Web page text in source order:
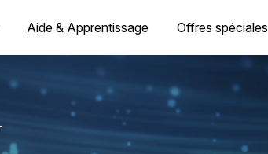
Aide & Apprentissage Offres spéciales